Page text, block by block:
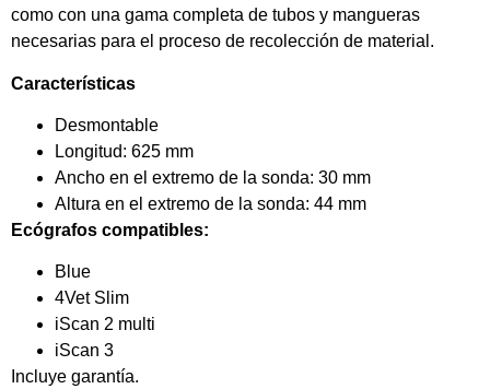
como con una gama completa de tubos y mangueras
necesarias para el proceso de recolección de material.
Características
Desmontable
Longitud: 625 mm
Ancho en el extremo de la sonda: 30 mm
Altura en el extremo de la sonda: 44 mm
Ecógrafos compatibles:
Blue
4Vet Slim
iScan 2 multi
iScan 3
Incluye garantía.